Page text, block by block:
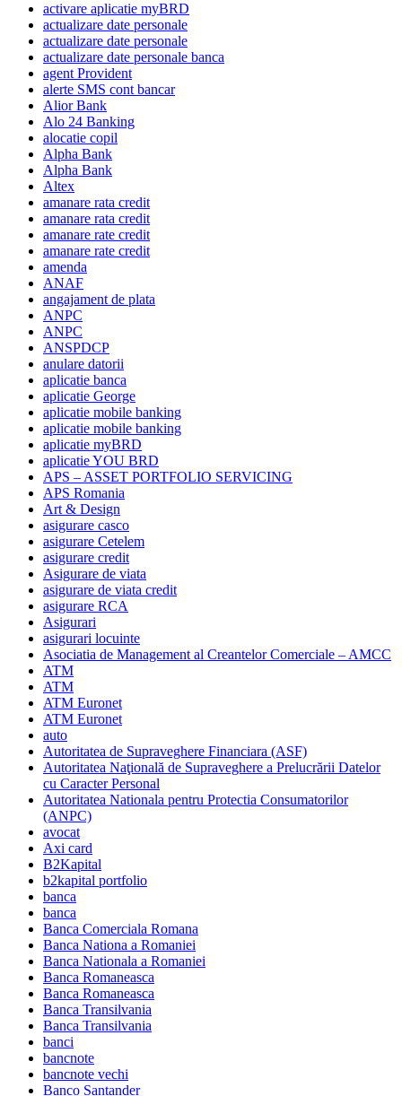
activare aplicatie myBRD
actualizare date personale
actualizare date personale
actualizare date personale banca
agent Provident
alerte SMS cont bancar
Alior Bank
Alo 24 Banking
alocatie copil
Alpha Bank
Alpha Bank
Altex
amanare rata credit
amanare rata credit
amanare rate credit
amanare rate credit
amenda
ANAF
angajament de plata
ANPC
ANPC
ANSPDCP
anulare datorii
aplicatie banca
aplicatie George
aplicatie mobile banking
aplicatie mobile banking
aplicatie myBRD
aplicatie YOU BRD
APS – ASSET PORTFOLIO SERVICING
APS Romania
Art & Design
asigurare casco
asigurare Cetelem
asigurare credit
Asigurare de viata
asigurare de viata credit
asigurare RCA
Asigurari
asigurari locuinte
Asociatia de Management al Creantelor Comerciale – AMCC
ATM
ATM
ATM Euronet
ATM Euronet
auto
Autoritatea de Supraveghere Financiara (ASF)
Autoritatea Naţională de Supraveghere a Prelucrării Datelor
cu Caracter Personal
Autoritatea Nationala pentru Protectia Consumatorilor
(ANPC)
avocat
Axi card
B2Kapital
b2kapital portfolio
banca
banca
Banca Comerciala Romana
Banca Nationa a Romaniei
Banca Nationala a Romaniei
Banca Romaneasca
Banca Romaneasca
Banca Transilvania
Banca Transilvania
banci
bancnote
bancnote vechi
Banco Santander